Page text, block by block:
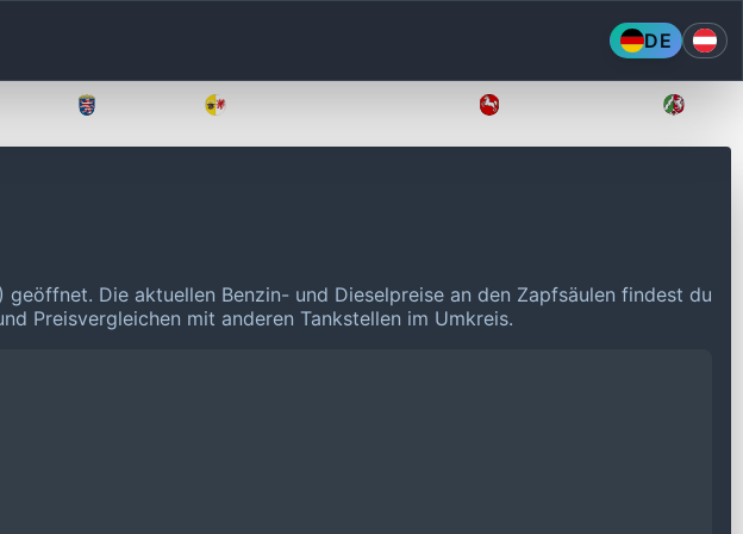
DE
geöffnet. Die aktuellen Benzin- und Dieselpreise an den Zapfsäulen findest du
Preisvergleichen mit anderen Tankstellen im Umkreis.